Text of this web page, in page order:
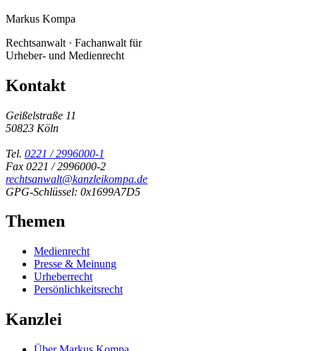
Markus Kompa
Rechtsanwalt · Fachanwalt für
Urheber- und Medienrecht
Kontakt
Geißelstraße 11
50823 Köln
Tel. 0221 / 2996000-1
Fax 0221 / 2996000-2
rechtsanwalt@kanzleikompa.de
GPG-Schlüssel: 0x1699A7D5
Themen
Medienrecht
Presse & Meinung
Urheberrecht
Persönlichkeitsrecht
Kanzlei